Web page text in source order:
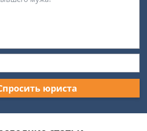
юриста